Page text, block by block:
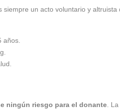
siempre un acto voluntario y
años.
ningún riesgo para el donante .